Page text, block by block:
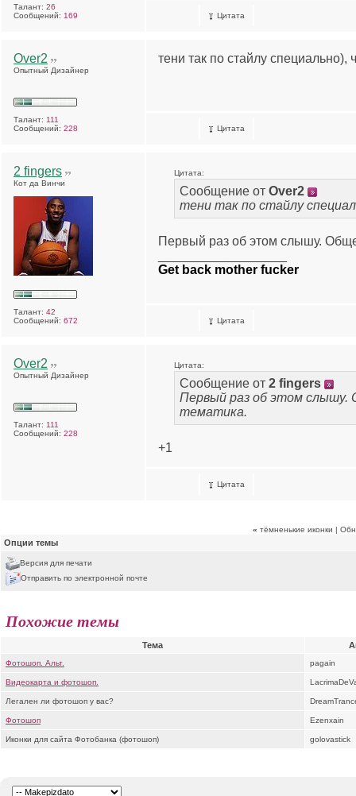
Талант: 26
Сообщений: 169 Цитата
Over2
Опытный Дизайнер
Талант: 111
Сообщений: 228
тени так по стайлу
Цитата
2 fingers
Кот да Винчи
Талант: 42
Сообщений: 672
Цитата:
Сообщение от Over2
тени так по стайлу
Первый раз об этом слышу.
Get back mother fucker
Цитата
Over2
Опытный Дизайнер
Талант: 111
Сообщений: 228
Цитата:
Сообщение от 2 fingers
Первый раз об этом слышу.
тематика.
+1
Цитата
« тёмненькие иконки |
Опции темы
Версия для печати
Отправить по электронной почте
Похожие темы
Тема
Фотошоп. Альт. pagain
Видеокарта и фотошоп.
Легален ли фотошоп у вас?
Фотошоп Ezenxain
Иконки для сайта Фотобанка (фотошоп) golovastick